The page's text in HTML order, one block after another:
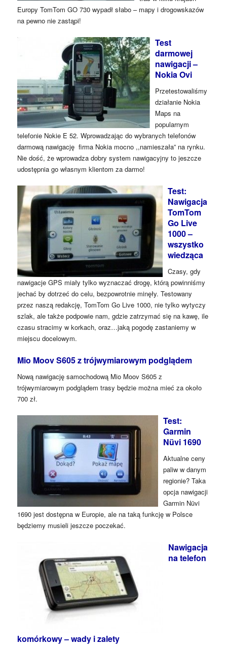
Europy TomTom GO 730 wypadł słabo – mapy i drogowskazów
na pewno nie zastąpi!
Test
darmowej
nawigacji –
Nokia Ovi
Przetestowaliśmy
działanie Nokia
Maps na
popularnym
telefonie Nokie E 52. Wprowadzając do wybranych telefonów
darmową nawigację firma Nokia mocno ,,namieszała” na rynku.
Nie dość, że wprowadza dobry system nawigacyjny to jeszcze
udostępnia go własnym klientom za darmo!
Test:
Nawigacja
TomTom
Go Live
1000 –
wszystko
wiedząca
Czasy, gdy
nawigacje GPS miały tylko wyznaczać drogę, którą powinniśmy
jechać by dotrzeć do celu, bezpowrotnie minęły. Testowany
przez naszą redakcję, TomTom Go Live 1000, nie tylko wytyczy
szlak, ale także podpowie nam, gdzie zatrzymać się na kawę, ile
czasu stracimy w korkach, oraz…jaką pogodę zastaniemy w
miejscu docelowym.
Mio Moov S605 z trójwymiarowym podglądem
Nową nawigację samochodową Mio Moov S605 z
trójwymiarowym podglądem trasy będzie można mieć za około
700 zł.
Test:
Garmin
Nüvi 1690
Aktualne ceny
paliw w danym
regionie? Taka
opcja nawigacji
Garmin Nüvi
1690 jest dostępna w Europie, ale na taką funkcję w Polsce
będziemy musieli jeszcze poczekać.
Nawigacja
na telefon
komórkowy – wady i zalety